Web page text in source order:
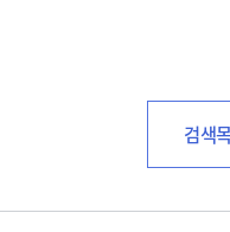
검색